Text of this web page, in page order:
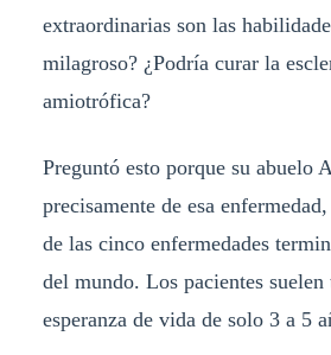
extraordinarias son las
milagroso? ¿Podría curar la
amiotrófica?
Preguntó esto porque su abuelo
precisamente de esa
de las cinco enfermedades
del mundo. Los pacientes suelen
esperanza de vida de solo 3 a 5